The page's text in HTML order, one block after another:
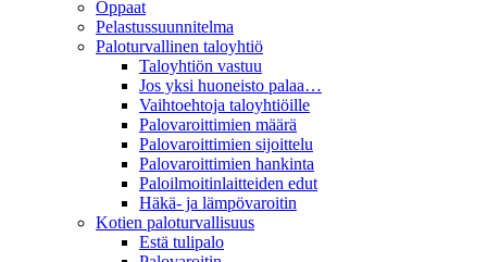
Oppaat
Pelastussuunnitelma
Paloturvallinen taloyhtiö
Taloyhtiön vastuu
Jos yksi huoneisto palaa…
Vaihtoehtoja taloyhtiöille
Palovaroittimien määrä
Palovaroittimien sijoittelu
Palovaroittimien hankinta
Paloilmoitinlaitteiden edut
Häkä- ja lämpövaroitin
Kotien paloturvallisuus
Estä tulipalo